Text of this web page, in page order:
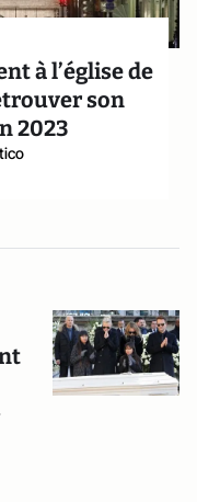
à l’église de
son
2023